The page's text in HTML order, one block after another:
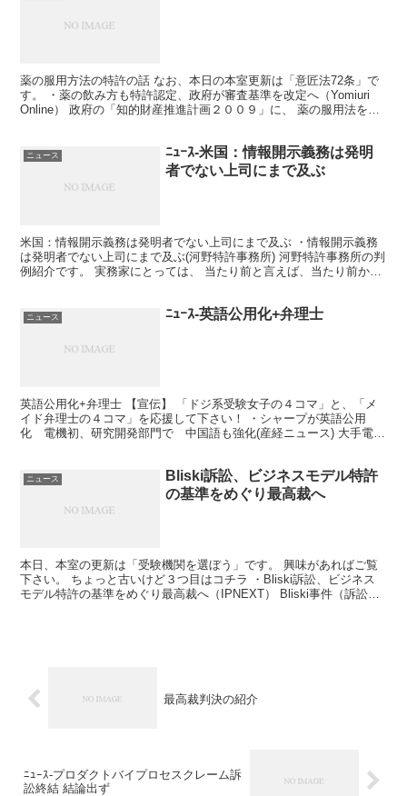
薬の服用方法の特許の話 なお、本日の本室更新は「意匠法72条」で
す。 ・薬の飲み方も特許認定、政府が審査基準を改定へ（Yomiuri
Online） 政府の「知的財産推進計画２００９」に、 薬の服用法を新
ニュース
ﾆｭｰｽ-米国：情報開示義務は発明
者でない上司にまで及ぶ
米国：情報開示義務は発明者でない上司にまで及ぶ ・情報開示義務
は発明者でない上司にまで及ぶ(河野特許事務所) 河野特許事務所の判
例紹介です。 実務家にとっては、 当たり前と言えば、当たり前か
ニュース ﾆｭｰｽ-英語公用化+弁理士
英語公用化+弁理士 【宣伝】 「ドジ系受験女子の４コマ」と、「メ
イド弁理士の４コマ」を応援して下さい！ ・シャープが英語公用
化 電機初、研究開発部門で 中国語も強化(産経ニュース) 大手電機
ニュース
Bliski訴訟、ビジネスモデル特許
の基準をめぐり最高裁へ
本日、本室の更新は「受験機関を選ぼう」です。 興味があればご覧
下さい。 ちょっと古いけど３つ目はコチラ ・Bliski訴訟、ビジネス
モデル特許の基準をめぐり最高裁へ（IPNEXT） Bliski事件（訴訟）
最高裁判決の紹介
ﾆｭｰｽ-プロダクトバイプロセスクレーム訴
訟終結 結論出ず